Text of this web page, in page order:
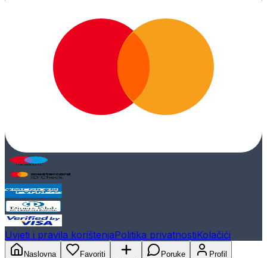
Uvjeti i pravila korištenjaPolitika privatnostiKolačići
Naslovna
Favoriti
Poruke Profil